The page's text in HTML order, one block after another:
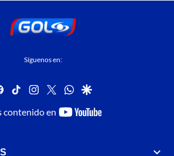
Síguenos en:
facebook
tiktok instagram
twitterwhatsapp
google
contenido en
youtube-